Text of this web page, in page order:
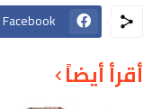
Facebook
أقرأ أيضاً